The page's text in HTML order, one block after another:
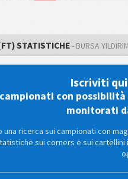
STATISTICHE- BURSA
Iscriviti
campionati con
monitorati
una ricerca sui campionati con
sui corners e sui cartellini